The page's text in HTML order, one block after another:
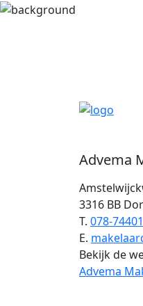
Advema
3316 BB
T. 078-
E.
Bekijk de
Advema